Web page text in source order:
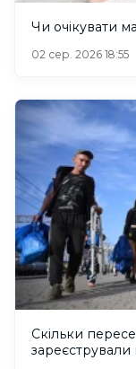
Чи очікувати
02 сер. 2026 18:55
Скільки
зареєстрували